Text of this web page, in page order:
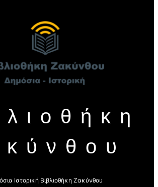
Ιστορική Βιβλιοθήκη Ζακύνθου